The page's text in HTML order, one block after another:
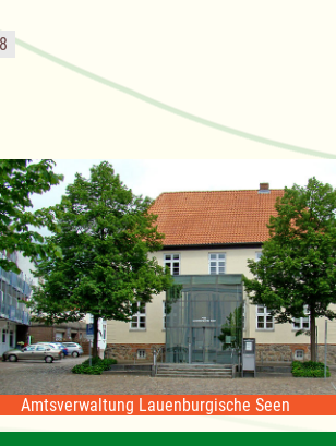
Amtsverwaltung Lauenburgische Seen